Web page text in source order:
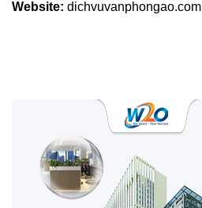
Website: dichvuvanphongao.com